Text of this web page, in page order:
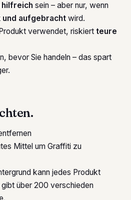
hilfreich sein – aber nur, wenn
aufgebracht wird.
verwendet, riskiert teure
bevor Sie handeln – das spart
Mittel um Graffiti zu
kann jedes Produkt
über 200 verschieden